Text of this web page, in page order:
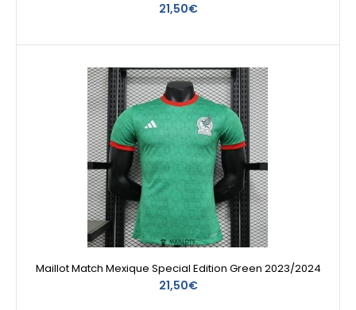
21,50€
Maillot Match Mexique Special Edition Green 2023/2024
21,50€